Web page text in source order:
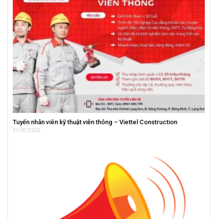
Tuyển nhân viên kỹ thuật viễn thông – Viettel Construction
31/07/2026